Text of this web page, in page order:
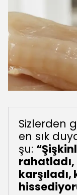
Sizlerden
en sık
şu:
rahatladı,